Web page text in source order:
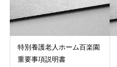
特別養護老人ホーム百楽園
重要事項説明書